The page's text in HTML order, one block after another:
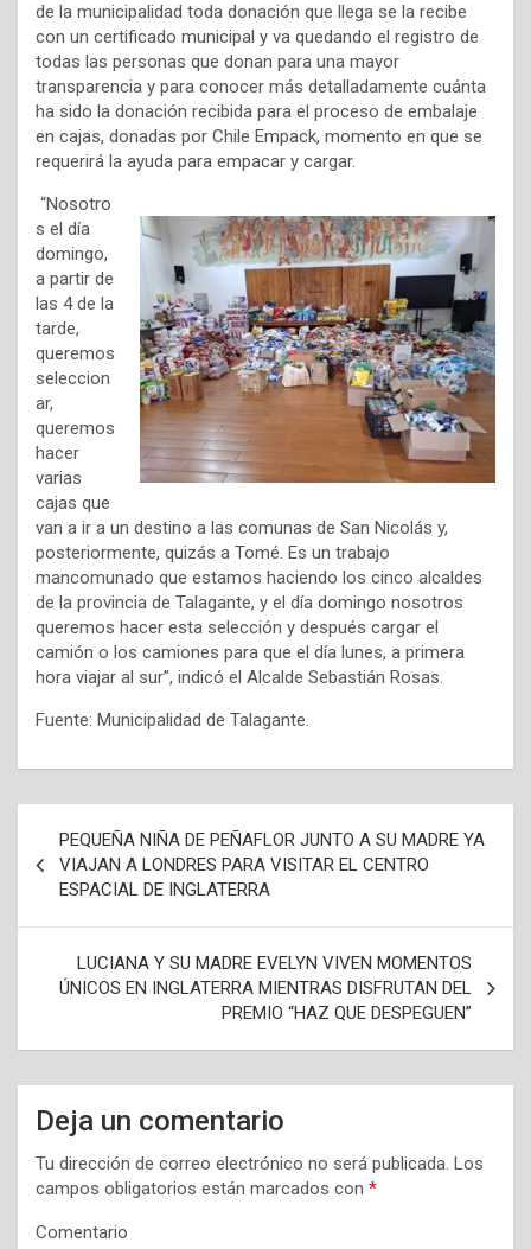
de la municipalidad toda donación que llega se la recibe
con un certificado municipal y va quedando el registro de
todas las personas que donan para una mayor
transparencia y para conocer más detalladamente cuánta
ha sido la donación recibida para el proceso de embalaje
en cajas, donadas por Chile Empack, momento en que se
requerirá la ayuda para empacar y cargar.
“Nosotro
s el día
domingo,
a partir de
las 4 de la
tarde,
queremos
seleccion
ar,
queremos
hacer
varias
cajas que
van a ir a un destino a las comunas de San Nicolás y,
posteriormente, quizás a Tomé. Es un trabajo
mancomunado que estamos haciendo los cinco alcaldes
de la provincia de Talagante, y el día domingo nosotros
queremos hacer esta selección y después cargar el
camión o los camiones para que el día lunes, a primera
hora viajar al sur”, indicó el Alcalde Sebastián Rosas.
Fuente: Municipalidad de Talagante.
e
c
i
PEQUEÑA NIÑA DE PEÑAFLOR JUNTO A SU MADRE YA
VIAJAN A LONDRES PARA VISITAR EL CENTRO
ESPACIAL DE INGLATERRA
LUCIANA Y SU MADRE EVELYN VIVEN MOMENTOS
ÚNICOS EN INGLATERRA MIENTRAS DISFRUTAN DEL
PREMIO “HAZ QUE DESPEGUEN”
Deja un comentario
Tu dirección de correo electrónico no será publicada. Los
campos obligatorios están marcados con *
Comentario